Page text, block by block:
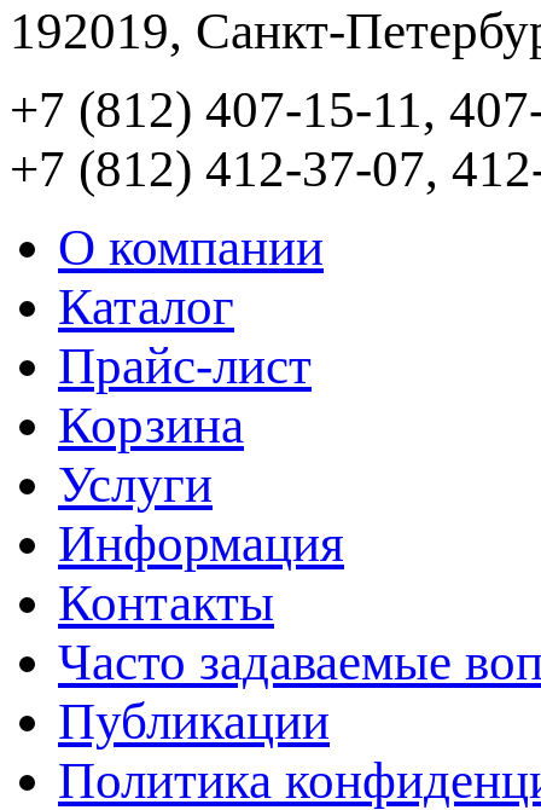
192019, Санкт-
+7 (812) 407-15-11,
+7 (812) 412-37-07,
О компании
Каталог
Прайс-лист
Корзина
Услуги
Информация
Контакты
Часто задаваемые
Публикации
Политика